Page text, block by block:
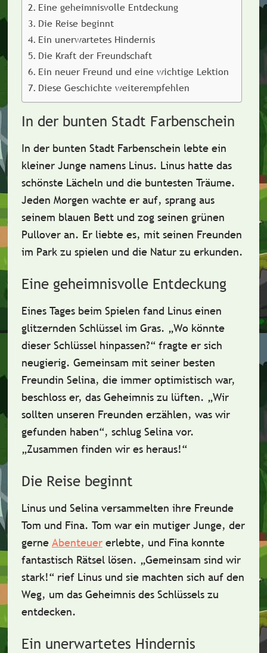
Eine geheimnisvolle Entdeckung
Die Reise beginnt
Ein unerwartetes Hindernis
Die Kraft der Freundschaft
Ein neuer Freund und eine wichtige Lektion
Diese Geschichte weiterempfehlen
In der bunten Stadt Farbenschein
In der bunten Stadt Farbenschein lebte ein
kleiner Junge namens Linus. Linus hatte das
schönste Lächeln und die buntesten Träume.
Jeden Morgen wachte er auf, sprang aus
seinem blauen Bettund zog seinen grünen
Pulloveran. Er liebte es, mit seinen Freunden
im Park zu spielen und die Natur zu erkunden.
Eine geheimnisvolle Entdeckung
Eines Tages beim Spielen fand Linus einen
glitzernden Schlüsselim Gras. „Wo könnte
dieser Schlüssel hinpassen?“ fragte er sich
neugierig. Gemeinsam mit seiner besten
Freundin Selina, die immer optimistisch war,
beschloss er, das Geheimnis zu lüften. „Wir
sollten unseren Freunden erzählen, was wir
gefunden haben“, schlug Selina vor.
„Zusammen finden wir es heraus!“
Die Reise beginnt
Linus und Selina versammelten ihre Freunde
Tom und Fina. Tom war ein mutiger Junge, der
gerne Abenteuererlebte, und Finakonnte
fantastisch Rätsel lösen. „Gemeinsam sind wir
stark!“ rief Linus und sie machten sich auf den
Weg, um das Geheimnis des Schlüssels zu
entdecken.
Ein unerwartetes Hindernis